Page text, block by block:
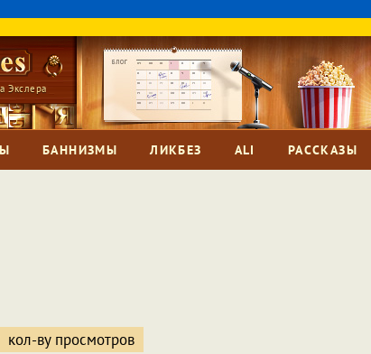
Экслера
БАННИЗМЫ ЛИКБЕЗ ALI РАССКАЗЫ
кол-ву просмотров